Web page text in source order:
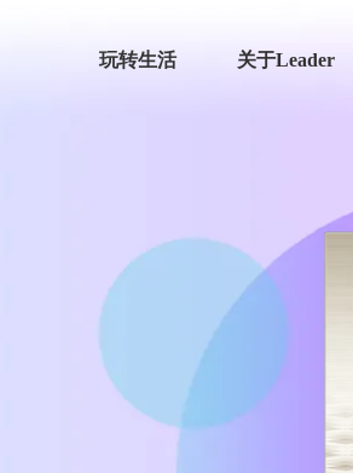
玩转生活 关于Leader